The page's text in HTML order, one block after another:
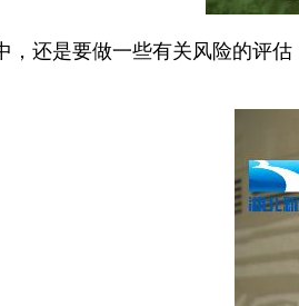
，还是要做一些有关风险的评估